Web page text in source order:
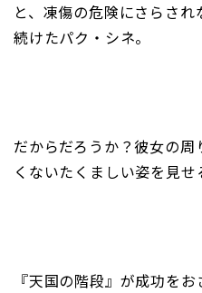
と、凍傷の危険にさらさ
続けたパク・シネ。
だからだろうか？彼女の
くないたくましい姿を見せ
『天国の階段』が成功を